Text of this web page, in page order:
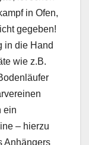
in Ofen,
gegeben!
in die Hand
wie z.B.
ein
– hierzu
Anhängers